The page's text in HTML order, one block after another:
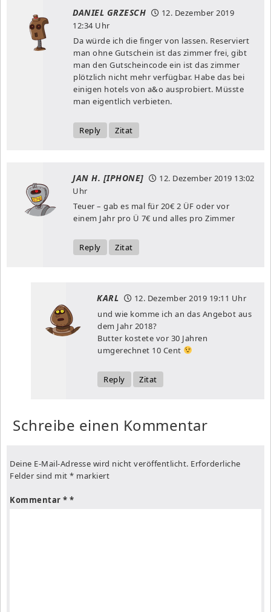
DANIEL GRZESCH
12. Dezember 2019
12:34 Uhr
Da würde ich die finger von lassen. Reserviert
man ohne Gutschein ist das zimmer frei, gibt
man den Gutscheincode ein ist das zimmer
plötzlich nicht mehr verfügbar. Habe das bei
einigen hotels von a&o ausprobiert. Müsste
man eigentlich verbieten.
Reply Zitat
JAN H. [IPHONE] 12. Dezember 2019 13:02
Uhr
Teuer – gab es mal für 20€ 2 ÜF oder vor
einem Jahr pro Ü 7€ und alles pro Zimmer
Reply Zitat
KARL 12. Dezember 2019 19:11 Uhr
und wie komme ich an das Angebot aus
dem Jahr 2018?
Butter kostete vor 30 Jahren
umgerechnet 10 Cent
Reply Zitat
Schreibe einen Kommentar
Deine E-Mail-Adresse wird nicht veröffentlicht. Erforderliche
Felder sind mit * markiert
Kommentar *